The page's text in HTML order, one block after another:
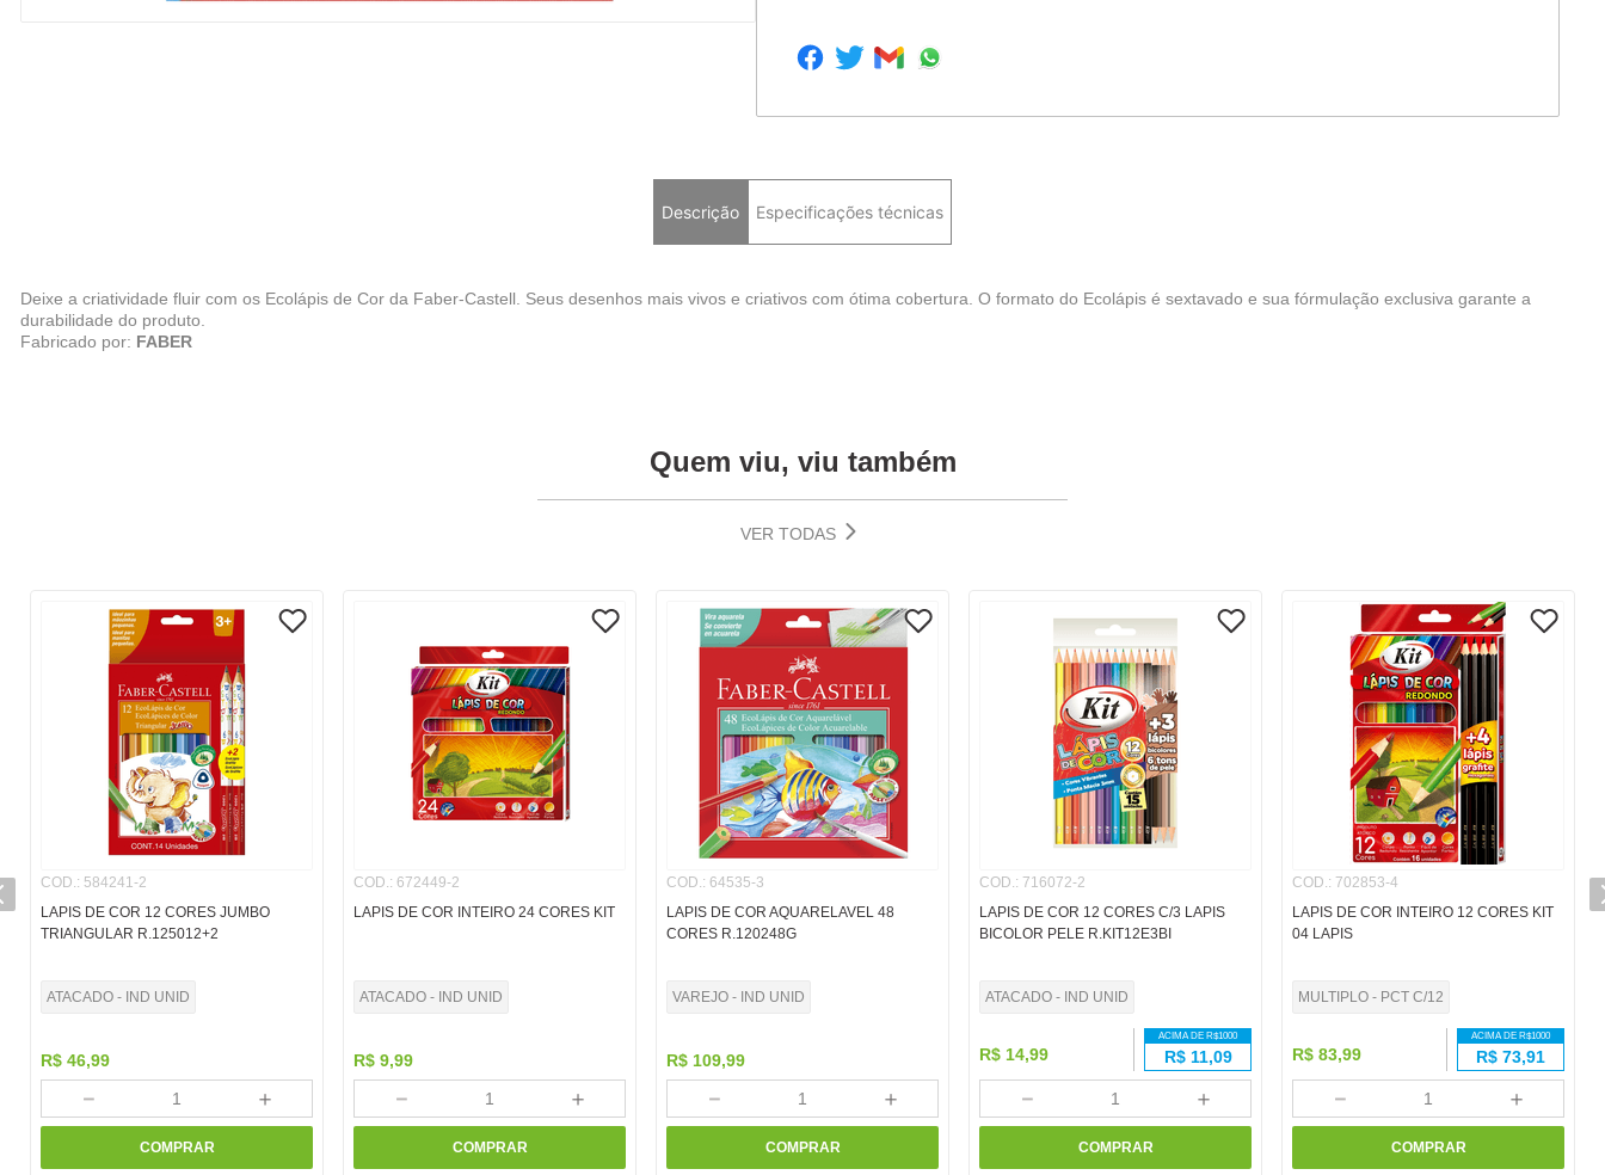
Descrição Especificações técnicas
Deixe a criatividade fluir com os Ecolápis de Cor da Faber-Castell. Seus desenhos mais vivos e criativos com ótima cobertura. O formato do Ecolápis é sextavado e sua fórmulação exclusiva garante a
durabilidade do produto.
Fabricado por: FABER
Quem viu, viu também
VER TODAS
COD.: 584241-2
LAPIS DE COR 12 CORES JUMBO
TRIANGULAR R.125012+2
ATACADO - IND UNID
R$ 46,99
＋
－
COMPRAR
COD.: 672449-2
LAPIS DE COR INTEIRO 24 CORES KIT
ATACADO - IND UNID
R$ 9,99
＋
－
COMPRAR
COD.: 64535-3
LAPIS DE COR AQUARELAVEL 48
CORES R.120248G
VAREJO - IND UNID
R$ 109,99
＋
－
COMPRAR
COD.: 716072-2
LAPIS DE COR 12 CORES C/3 LAPIS
BICOLOR PELE R.KIT12E3BI
ATACADO - IND UNID
R$ 14,99
ACIMA DE R$1000
R$ 11,09
＋
－
COMPRAR
COD.: 702853-4
LAPIS DE COR INTEIRO 12 CORES KIT
04 LAPIS
MULTIPLO - PCT C/12
R$ 83,99
ACIMA DE R$1000
R$ 73,91
＋
－
COMPRAR